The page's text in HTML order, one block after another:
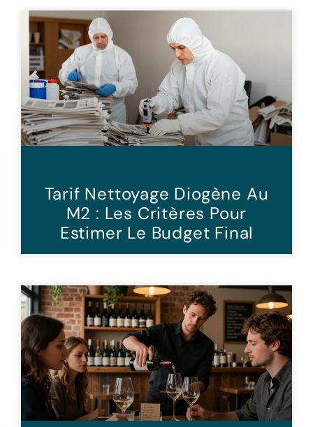
Tarif Nettoyage Diogène Au
M2 : Les Critères Pour
Estimer Le Budget Final